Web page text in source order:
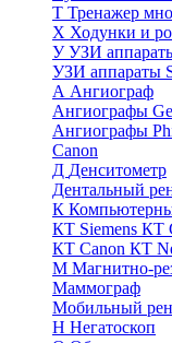
Т Тренажер
Х Ходунки и
УУЗИ
УЗИ аппараты
А Ангиограф
Ангиографы
Ангиографы
Canon
Д Денситометр
Дентальный
К
КТ Siemens КТ
КТ Canon КТ
М Магнитно-
Маммограф
Мобильный
Н Негатоскоп